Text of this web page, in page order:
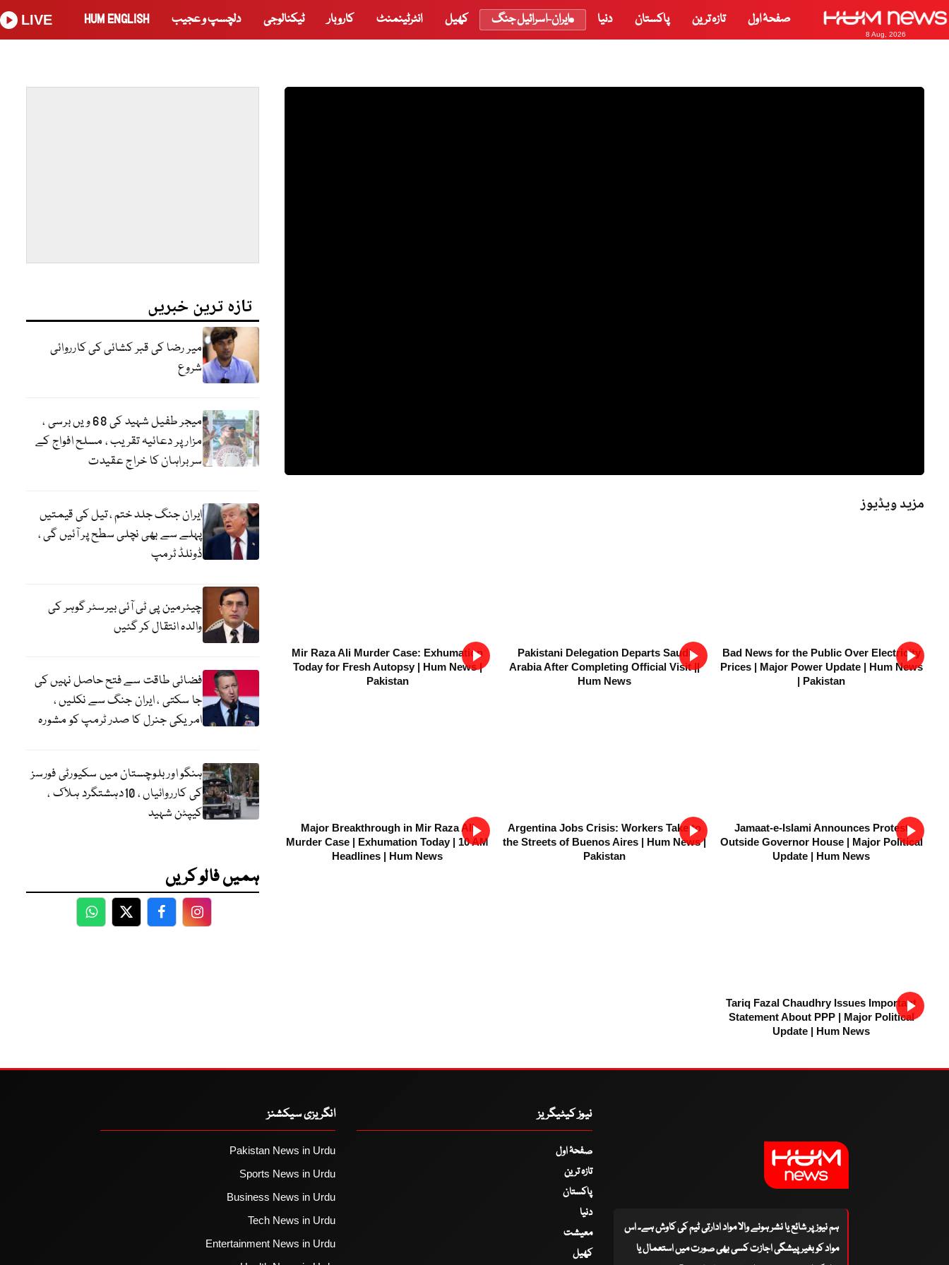
8 Aug, 2026
صفحۂ اول تازہ ترین پاکستان دنیا ایران-اسرائیل جنگ کھیل انٹرٹینمنٹ کاروبار ٹیکنالوجی دلچسپ و عجیب HUM ENGLISH
LIVE
مزید ویڈیوز
Bad News for the Public Over Electricity
Prices | Major Power Update | Hum News
| Pakistan
Pakistani Delegation Departs Saudi
Arabia After Completing Official Visit ||
Hum News
Mir Raza Ali Murder Case: Exhumation
Today for Fresh Autopsy | Hum News |
Pakistan
Jamaat-e-Islami Announces Protest
Outside Governor House | Major Political
Update | Hum News
Argentina Jobs Crisis: Workers Take to
the Streets of Buenos Aires | Hum News |
Pakistan
Major Breakthrough in Mir Raza Ali
Murder Case | Exhumation Today | 10 AM
Headlines | Hum News
Tariq Fazal Chaudhry Issues Important
Statement About PPP | Major Political
Update | Hum News
تازہ ترین خبریں
میر رضا کی قبر کشائی کی کارروائی
شروع
میجر طفیل شہید کی 68 ویں برسی ،
مزار پر دعائیہ تقریب ، مسلح افواج کے
سربراہان کا خراج عقیدت
ایران جنگ جلد ختم ، تیل کی قیمتیں
پہلے سے بھی نچلی سطح پر آئیں گی ،
ڈونلڈ ٹرمپ
چیئرمین پی ٹی آئی بیرسٹر گوہر کی
والدہ انتقال کر گئیں
فضائی طاقت سے فتح حاصل نہیں کی
جا سکتی ، ایران جنگ سے نکلیں ،
امریکی جنرل کا صدر ٹرمپ کو مشورہ
ہنگو اور بلوچستان میں سکیورٹی فورسز
کی کارروائیاں ، 10دہشتگرد ہلاک ،
کیپٹن شہید
ہمیں فالو کریں
WhatsApp
TwitterFacebookFacebook
ہم نیوز پر شائع یا نشر ہونے والا مواد ادارتی ٹیم کی کاوش ہے۔ اس
مواد کو بغیر پیشگی اجازت کسی بھی صورت میں استعمال یا
نیوز کیٹیگریز
صفحۂ اول
تازہ ترین
پاکستان
دنیا
معیشت
کھیل
انگریزی سیکشنز
Pakistan News in Urdu
Sports News in Urdu
Business News in Urdu
Tech News in Urdu
Entertainment News in Urdu